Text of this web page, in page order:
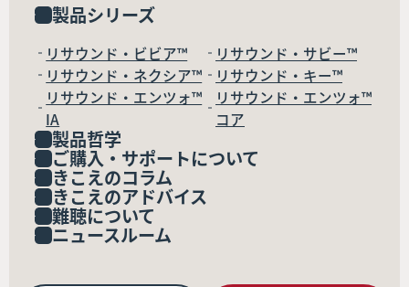
製品シリーズ
リサウンド・ビビア™
リサウンド・サビー™
リサウンド・ネクシア™
リサウンド・キー™
リサウンド・エンツォ™
IA
リサウンド・エンツォ™
コア
製品哲学
ご購入・サポートについて
きこえのコラム
きこえのアドバイス
難聴について
ニュースルーム